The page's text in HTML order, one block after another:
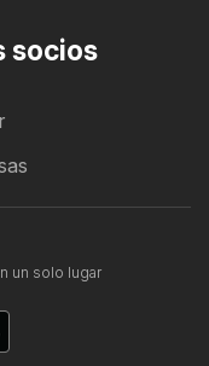
socios
un solo lugar